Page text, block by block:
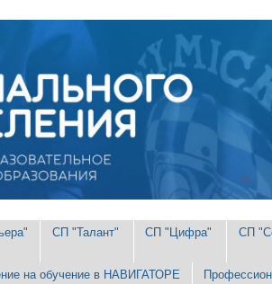
СП "Талант" СП "Цифра" СП
на обучение в НАВИГАТОРЕ